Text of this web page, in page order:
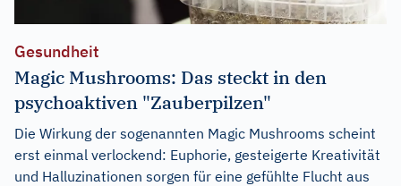
Gesundheit
Magic Mushrooms: Das steckt in den
psychoaktiven "Zauberpilzen"
Die Wirkung der sogenannten Magic Mushrooms scheint
erst einmal verlockend: Euphorie, gesteigerte Kreativität
und Halluzinationen sorgen für eine gefühlte Flucht aus